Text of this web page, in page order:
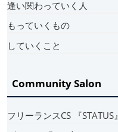
逢い関わっていく人
もっていくもの
していくこと
Community Salon
フリーランスCS 『STATUS』